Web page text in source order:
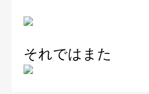
それではまた